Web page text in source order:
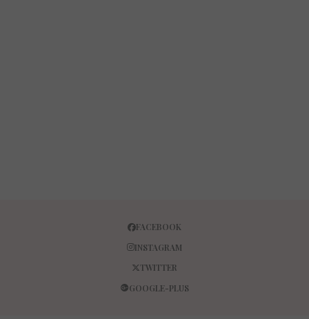
FACEBOOK
INSTAGRAM
TWITTER
GOOGLE-PLUS